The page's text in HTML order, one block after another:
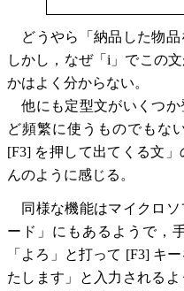
どうやら「納品した物品
しかし，なぜ「i」でこの
かはよく分からない。
他にも定型文がいくつか
ど頻繁に使うものでもな
[F3] を押して出てくる文
んのように感じる。
同様な機能はマイクロソ
ード」にもあるようで，
「よろ」と打って [F3] キ
たします」と入力される